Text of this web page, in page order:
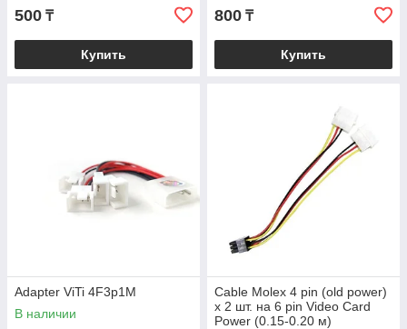
500 ₸
Купить
800 ₸
Купить
Adapter ViTi 4F3p1M
В наличии
Cable Molex 4 pin (old power)
x 2 шт. на 6 pin Video Card
Power (0.15-0.20 м)